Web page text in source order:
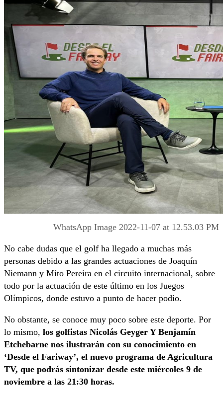
WhatsApp Image 2022-11-07 at 12.53.03 PM
No cabe dudas que el golf ha llegado a muchas más
personas debido a las grandes actuaciones de Joaquín
Niemann y Mito Pereira en el circuito internacional, sobre
todo por la actuación de este último en los Juegos
Olímpicos, donde estuvo a punto de hacer podio.
No obstante, se conoce muy poco sobre este deporte. Por
lo mismo, los golfistas Nicolás Geyger Y Benjamín
Etchebarne nos ilustrarán con su conocimiento en
‘Desde el Fariway’, el nuevo programa de Agricultura
TV, que podrás sintonizar desde este miércoles 9 de
noviembre a las 21:30 horas.